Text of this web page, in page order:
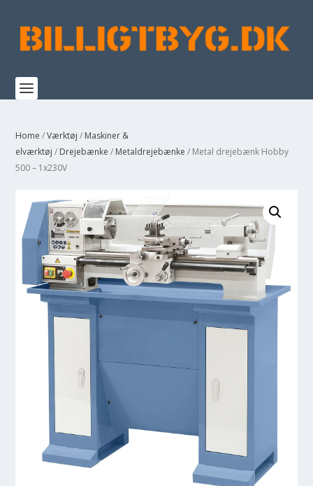
Home /Værktøj / Maskiner &
elværktøj / Drejebænke / Metaldrejebænke / Metal drejebænk Hobby
500 – 1x230V